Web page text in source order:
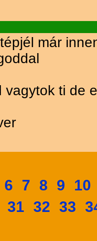
már
vagytok ti de
6 7 8 9 10
31 32 33